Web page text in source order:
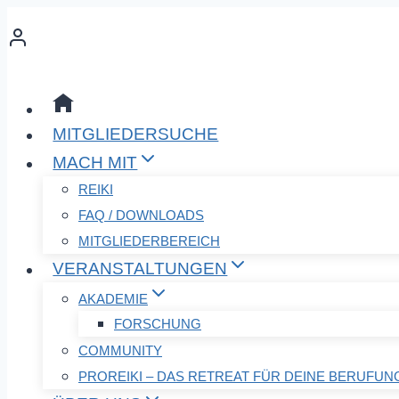
Inhalt
MITGLIEDERSUCHE
MACH MIT
REIKI
FAQ / DOWNLOADS
MITGLIEDERBEREICH
VERANSTALTUNGEN
AKADEMIE
FORSCHUNG
COMMUNITY
PROREIKI – DAS RETREAT FÜR DEINE